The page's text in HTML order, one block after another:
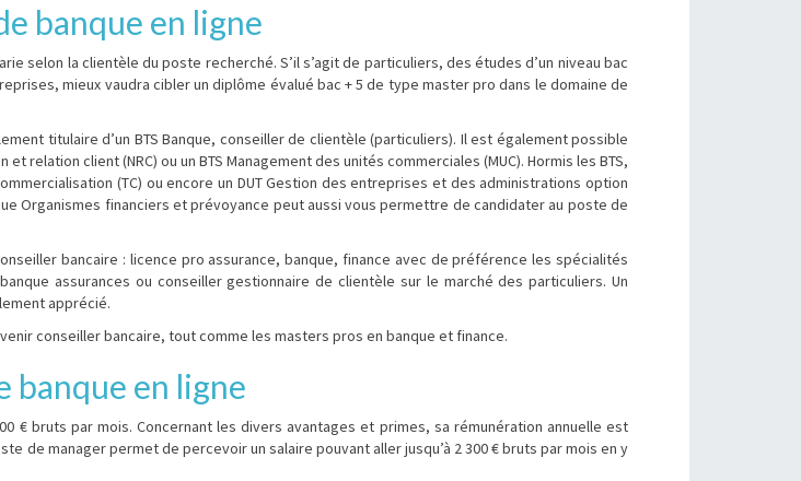
banque en ligne
selon la clientèle du poste recherché. S’il s’agit de particuliers, des études d’un niveau bac
mieux vaudra cibler un diplôme évalué bac + 5 de type master pro dans le domaine de
titulaire d’un BTS Banque, conseiller de clientèle (particuliers). Il est également possible
relation client (NRC) ou un BTS Management des unités commerciales (MUC). Hormis les BTS,
(TC) ou encore un DUT Gestion des entreprises et des administrations option
Organismes financiers et prévoyance peut aussi vous permettre de candidater au poste de
bancaire : licence pro assurance, banque, finance avec de préférence les spécialités
assurances ou conseiller gestionnaire de clientèle sur le marché des particuliers. Un
apprécié.
conseiller bancaire, tout comme les masters pros en banque et finance.
banque en ligne
€ bruts par mois. Concernant les divers avantages et primes, sa rémunération annuelle est
de manager permet de percevoir un salaire pouvant aller jusqu’à 2 300 € bruts par mois en y